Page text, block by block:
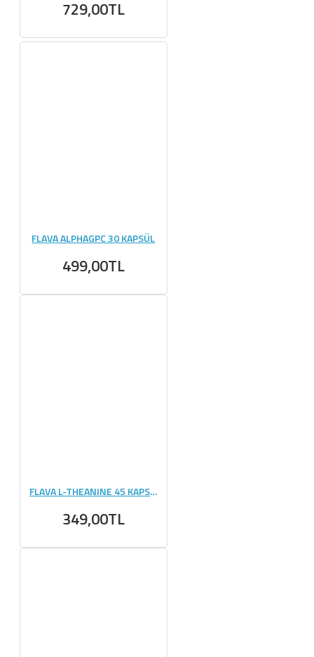
729,00TL
FLAVA ALPHAGPC 30 KAPSÜL
499,00TL
FLAVA L-THEANINE 45 KAPSÜL
349,00TL